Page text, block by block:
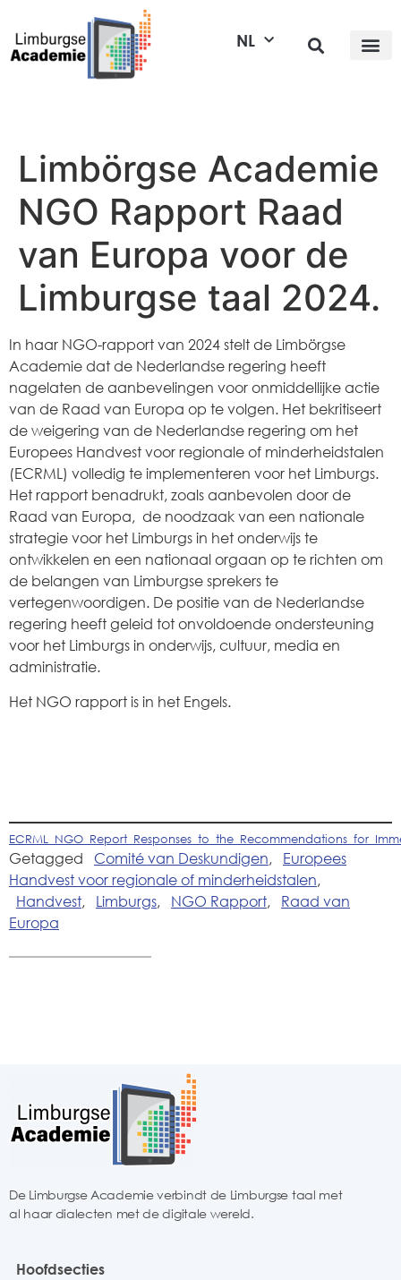
NL
Limbörgse Academie
NGO Rapport Raad
van Europa voor de
Limburgse taal 2024.
In haar NGO-rapport van 2024 stelt de Limbörgse
Academie dat de Nederlandse regering heeft
nagelaten de aanbevelingen voor onmiddellijke actie
van de Raad van Europa op te volgen. Het bekritiseert
de weigering van de Nederlandse regering om het
Europees Handvest voor regionale of minderheidstalen
(ECRML) volledig te implementeren voor het Limburgs.
Het rapport benadrukt, zoals aanbevolen door de
Raad van Europa, de noodzaak van een nationale
strategie voor het Limburgs in het onderwijs te
ontwikkelen en een nationaal orgaan op te richten om
de belangen van Limburgse sprekers te
vertegenwoordigen. De positie van de Nederlandse
regering heeft geleid tot onvoldoende ondersteuning
voor het Limburgs in onderwijs, cultuur, media en
administratie.
Het NGO rapport is in het Engels.
Getagged Comité van Deskundigen,
Europees
Handvest voor regionale of minderheidstalen,
Handvest, Limburgs, NGO Rapport,
Raad van
Europa
De Limburgse Academie verbindt de Limburgse taal met
al haar dialecten met de digitale wereld.
Hoofdsecties